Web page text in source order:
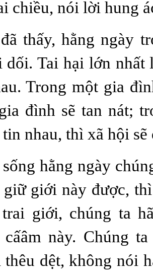
chiều, nói lời hung
thấy, hằng ngày
dối. Tai hại lớn nhất
Trong một gia
đình sẽ tan nát;
nhau, thì xã hội sẽ
hằng ngày
giữ giới này được,
giới, chúng ta
này. Chúng
dệt, không nói